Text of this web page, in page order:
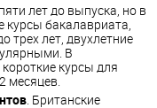
лет до выпуска, но в
курсы бакалавриата,
трех лет, двухлетние
В
курсы для
месяцев.
. Британские